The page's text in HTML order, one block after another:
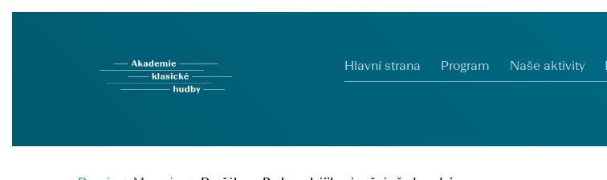
Hlavní strana Program Naše aktivity